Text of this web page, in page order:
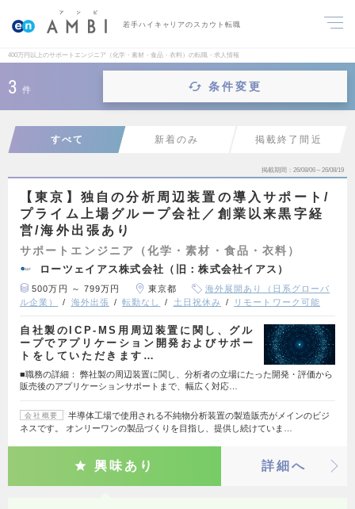
若手ハイキャリアのスカウト転職
400万円以上のサポートエンジニア（化学・素材・食品・衣料）の転職・求人情報
3 件 条件変更
すべて 新着のみ 掲載終了間近
掲載期間 26/08/06～26/08/19
【東京】独自の分析周辺装置の導入サポート/
プライム上場グループ会社／創業以来黒字経
営/海外出張あり
サポートエンジニア（化学・素材・食品・衣料）
ローツェイアス株式会社（旧：株式会社イアス）
500万円 ～ 799万円 東京都
海外展開あり（日系グローバ
ル企業）
海外出張 転勤なし 土日祝休み リモートワーク可能
自社製のICP-MS用周辺装置に関し、グル
ープでアプリケーション開発およびサポー
トをしていただきます…
■職務の詳細： 弊社製の周辺装置に関し、分析者の立場にたった開発・評価から
販売後のアプリケーションサポートまで、幅広く対応…
会社概要
半導体工場で使用される不純物分析装置の製造販売がメインのビジ
ネスです。 オンリーワンの製品づくりを目指し、提供し続けていま…
興味あり 詳細へ